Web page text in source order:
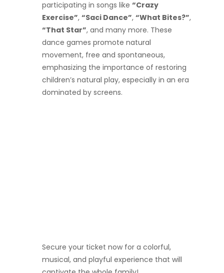
participating in songs like “Crazy
Exercise”, “Saci Dance”, “What Bites?”,
“That Star”, and many more. These
dance games promote natural
movement, free and spontaneous,
emphasizing the importance of restoring
children’s natural play, especially in an era
dominated by screens.
Secure your ticket now for a colorful,
musical, and playful experience that will